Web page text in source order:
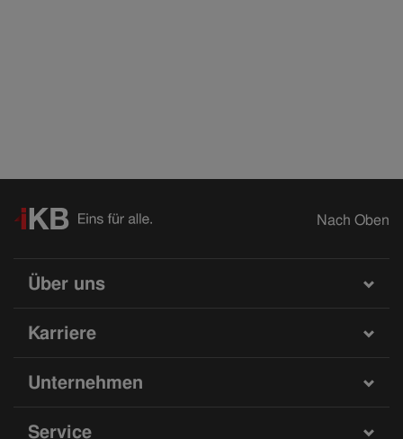
Nach Oben
Über uns
Karriere
Unternehmen
Service